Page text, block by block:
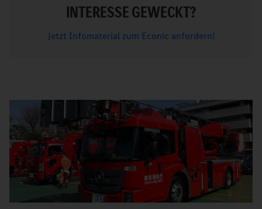
INTERESSE GEWECKT?
Jetzt Infomaterial zum Econic anfordern!